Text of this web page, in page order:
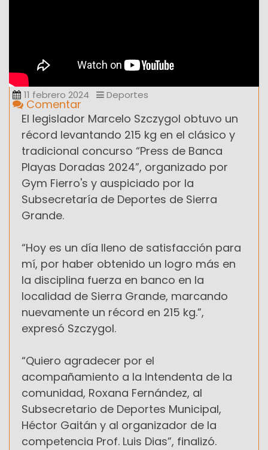
11 febrero 2024 Deportes
Comentar
El legislador Marcelo Szczygol obtuvo un
récord levantando 215 kg en el clásico y
tradicional concurso “Press de Banca
Playas Doradas 2024”, organizado por
Gym Fierro's y auspiciado por la
Subsecretaría de Deportes de Sierra
Grande.
“Hoy es un día lleno de satisfacción para
mí, por haber obtenido un logro más en
la disciplina fuerza en banco en la
localidad de Sierra Grande, marcando
nuevamente un récord en 215 kg.”,
expresó Szczygol.
“Quiero agradecer por el
acompañamiento a la Intendenta de la
comunidad, Roxana Fernández, al
Subsecretario de Deportes Municipal,
Héctor Gaitán y al organizador de la
competencia Prof. Luis Dias”, finalizó.